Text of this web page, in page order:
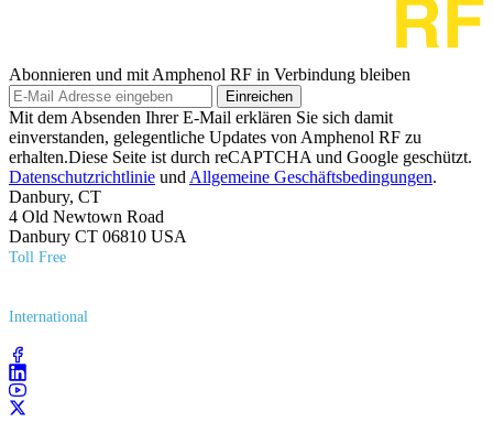
Abonnieren und mit Amphenol RF in Verbindung bleiben
Einreichen
Mit dem Absenden Ihrer E-Mail erklären Sie sich damit
einverstanden, gelegentliche Updates von Amphenol RF zu
erhalten.Diese Seite ist durch reCAPTCHA und Google geschützt.
Datenschutzrichtlinie und Allgemeine Geschäftsbedingungen.
Danbury, CT
4 Old Newtown Road
Danbury CT 06810 USA
Toll Free
International